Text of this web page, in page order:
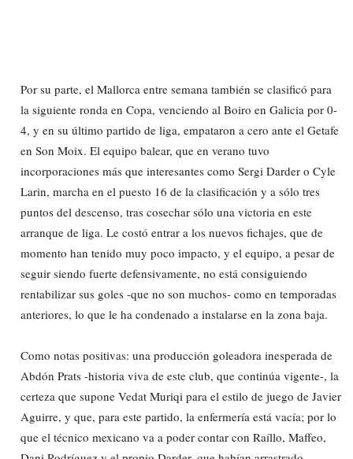
Por su parte, el Mallorca entre semana también se clasificó para
la siguiente ronda en Copa, venciendo al Boiro en Galicia por 0-
4, y en su último partido de liga, empataron a cero ante el Getafe
en Son Moix. El equipo balear, que en verano tuvo
incorporaciones más que interesantes como Sergi Darder o Cyle
Larin, marcha en el puesto 16 de la clasificación y a sólo tres
puntos del descenso, tras cosechar sólo una victoria en este
arranque de liga. Le costó entrar a los nuevos fichajes, que de
momento han tenido muy poco impacto, y el equipo, a pesar de
seguir siendo fuerte defensivamente, no está consiguiendo
rentabilizar sus goles -que no son muchos- como en temporadas
anteriores, lo que le ha condenado a instalarse en la zona baja.
Como notas positivas: una producción goleadora inesperada de
Abdón Prats -historia viva de este club, que continúa vigente-, la
certeza que supone Vedat Muriqi para el estilo de juego de Javier
Aguirre, y que, para este partido, la enfermería está vacía; por lo
que el técnico mexicano va a poder contar con Raíllo, Maffeo,